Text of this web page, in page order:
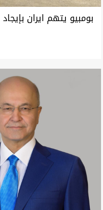
بومبيو يتهم ايران